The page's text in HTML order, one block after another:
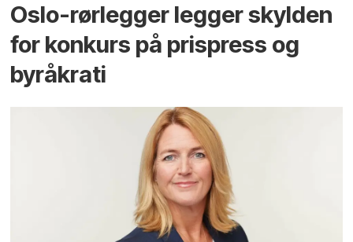
Oslo-rørlegger legger skylden
for konkurs på prispress og
byråkrati